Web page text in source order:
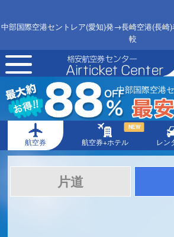
中部国際空港セントレア(愛知)発→長崎空港(長崎
較
toggle
navigation
中部国際空港
航空券 航空券+ホテル
NEW
レン
片道